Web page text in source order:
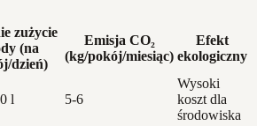
zużycie
(na
dzień)
Emisja CO₂
(kg/pokój/miesiąc)
Efekt
ekologiczny
l 5-6
Wysoki
koszt dla
środowiska